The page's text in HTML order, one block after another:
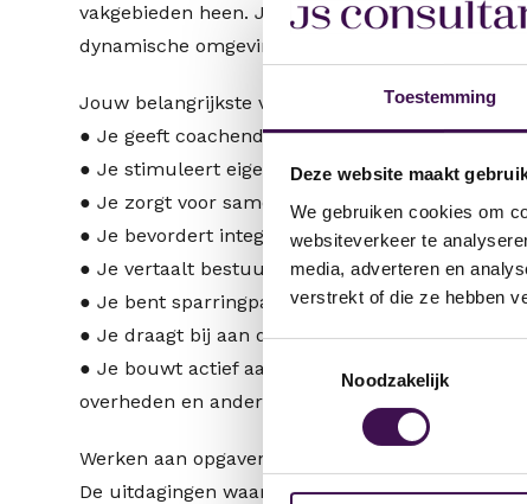
Toestemming
Deze website maakt
We gebruiken cookies om
websiteverkeer te
media, adverteren en
verstrekt of die ze hebben
Noodzakelijk
vakgebieden heen. Je zorgt ervoor dat mensen
dynamische omgeving en creëert de
Jouw belangrijkste verantwoordelijkheden
● Je geeft coachend en inspirerend leiding aan
● Je stimuleert eigenaarschap, samenwerking
● Je zorgt voor samenhang tussen de
● Je bevordert integraal werken binnen de
● Je vertaalt bestuurlijke ambities naar
● Je bent sparringpartner voor bestuur, directie
● Je draagt bij aan de verdere ontwikkeling van
● Je bouwt actief aan sterke netwerken met
overheden en andere partners.
Werken aan opgaven die ertoe doen
De uitdagingen waar Hellendoorn voor staat